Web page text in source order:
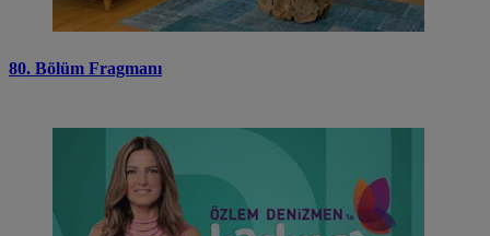
80. Bölüm Fragmanı